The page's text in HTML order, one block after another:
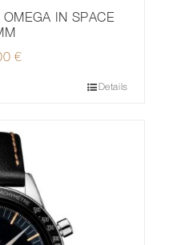
IN SPACE
€
Details